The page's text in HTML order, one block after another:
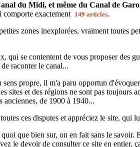
du Midi, et même du Canal de
exactement 149 articles.
zones inexplorées, vraiment toutes
qui se contentent de vous proposer
raconter le canal...
propre, il m'a paru opportun
sites et des régions ne sont pas
anciennes, de 1900 à 1940...
ces disputes et appréciez le site, qui
que bien sur, on en fait sans le savoir.
le devoir de consulter ce site en